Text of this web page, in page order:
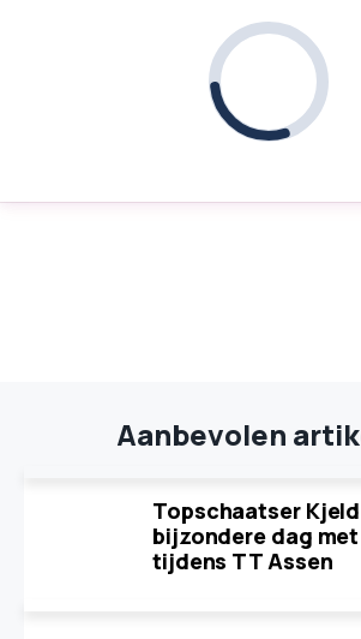
Aanbevolen
Topschaatser
bijzondere dag
tijdens TT Assen